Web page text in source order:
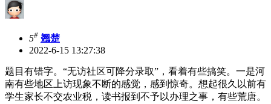
5# 翘楚
2022-6-15 13:27:38
题目有错字。“无访社区可降分录取”，看着有些搞笑。一是河
南有些地区上访现象不断的感觉，感到惊奇。想起很久以前有
学生家长不交农业税，读书报到不予以办理之事，有些荒唐。